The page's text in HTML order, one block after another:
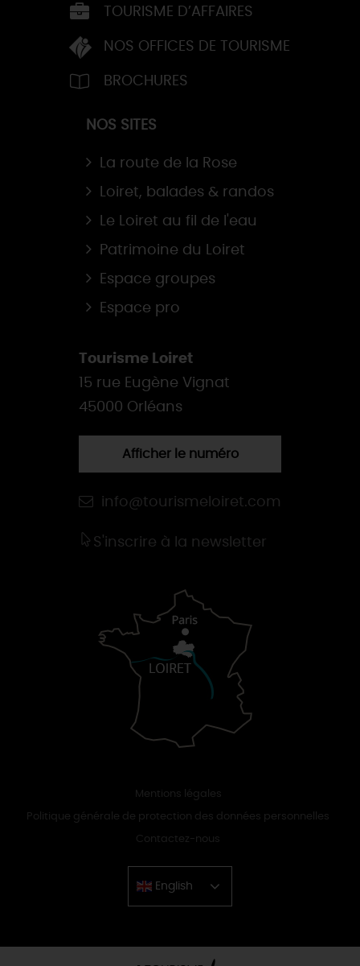
TOURISME D’AFFAIRES
NOS OFFICES DE TOURISME
BROCHURES
NOS SITES
La route de la Rose
Loiret, balades & randos
Le Loiret au fil de l'eau
Patrimoine du Loiret
Espace groupes
Espace pro
Tourisme Loiret
15 rue Eugène Vignat
45000 Orléans
Afficher le numéro
info@tourismeloiret.com
S'inscrire à la newsletter
Mentions légales
Politique générale de protection des données personnelles
Contactez-nous
English
Chinese